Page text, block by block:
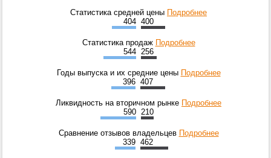
Статистика средней цены Подробнее
404 400
Статистика продаж Подробнее
544 256
Годы выпуска и их средние цены Подробнее
396 407
Ликвидность на вторичном рынке Подробнее
590 210
Сравнение отзывов владельцев Подробнее
339 462